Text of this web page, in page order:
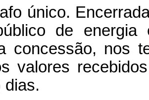
único.
de
concessão, nos
valores
dias.